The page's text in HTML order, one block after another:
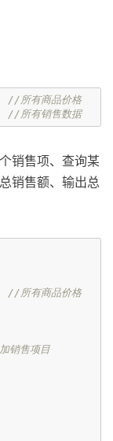
//所有商品价格
//所有销售数据
销售项、查询某
销售额、输出总
//所有商品价格
销售项目